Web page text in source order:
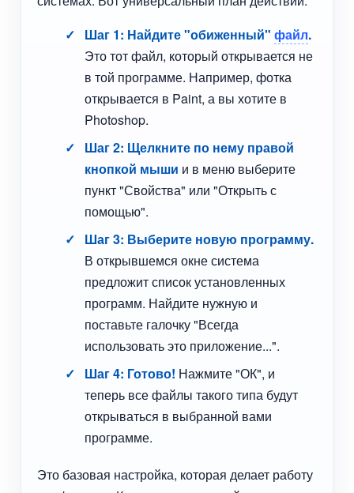
Шаг 1: Найдите "обиженный"файл.
Это тот файл, который открывается не
в той программе. Например, фотка
открывается в Paint, а вы хотите в
Photoshop.
Шаг 2: Щелкните по нему правой
кнопкой мыши и в меню выберите
пункт "Свойства" или "Открыть с
помощью".
Шаг 3: Выберите новую программу.
В открывшемся окне система
предложит список установленных
программ. Найдите нужную и
поставьте галочку "Всегда
использовать это приложение...".
Шаг 4: Готово! Нажмите "ОК", и
теперь все файлы такого типа будут
открываться в выбранной вами
программе.
Это базовая настройка, которая делает работу